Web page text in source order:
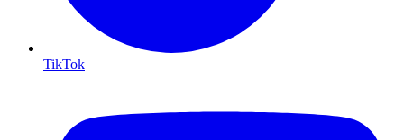
TikTok